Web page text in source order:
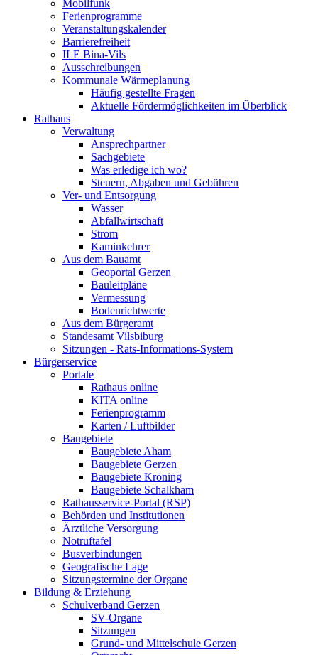
Mobilfunk
Ferienprogramme
Veranstaltungskalender
Barrierefreiheit
ILE Bina-Vils
Ausschreibungen
Kommunale Wärmeplanung
Häufig gestellte Fragen
Aktuelle Fördermöglichkeiten im Überblick
Rathaus
Verwaltung
Ansprechpartner
Sachgebiete
Was erledige ich wo?
Steuern, Abgaben und Gebühren
Ver- und Entsorgung
Wasser
Abfallwirtschaft
Strom
Kaminkehrer
Aus dem Bauamt
Geoportal Gerzen
Bauleitpläne
Vermessung
Bodenrichtwerte
Aus dem Bürgeramt
Standesamt Vilsbiburg
Sitzungen - Rats-Informations-System
Bürgerservice
Portale
Rathaus online
KITA online
Ferienprogramm
Karten / Luftbilder
Baugebiete
Baugebiete Aham
Baugebiete Gerzen
Baugebiete Kröning
Baugebiete Schalkham
Rathausservice-Portal (RSP)
Behörden und Institutionen
Ärztliche Versorgung
Notruftafel
Busverbindungen
Geografische Lage
Sitzungstermine der Organe
Bildung & Erziehung
Schulverband Gerzen
SV-Organe
Sitzungen
Grund- und Mittelschule Gerzen